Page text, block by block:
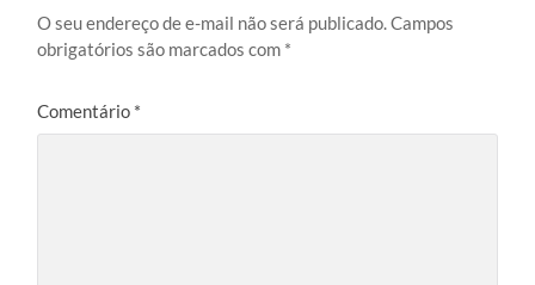
O seu endereço de e-mail não será publicado.Campos
obrigatórios são marcados com *
Comentário *